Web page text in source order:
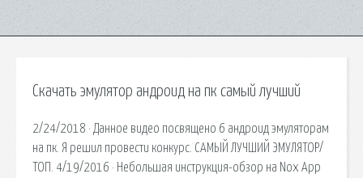
Скачать эмулятор андроид на пк самый лучший
2/24/2018 · Данное видео посвящено 6 андроид эмуляторам
на пк. Я решил провести конкурс. САМЫЙ ЛУЧШИЙ ЭМУЛЯТОР/
ТОП. 4/19/2016 · Небольшая инструкция-обзор на Nox App